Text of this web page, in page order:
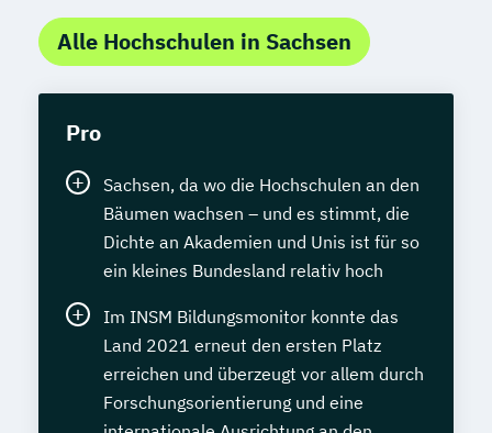
Alle Hochschulen in Sachsen
Pro
Sachsen, da wo die Hochschulen an den
Bäumen wachsen – und es stimmt, die
Dichte an Akademien und Unis ist für so
ein kleines Bundesland relativ hoch
Im INSM Bildungsmonitor konnte das
Land 2021 erneut den ersten Platz
erreichen und überzeugt vor allem durch
Forschungsorientierung und eine